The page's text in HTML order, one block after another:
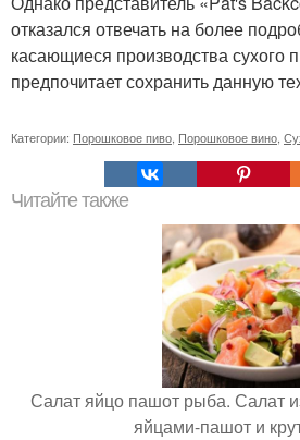
отказался отвечать на более
касающиеся производства сухого
предпочитает сохранить данную
Категории: Порошковое пиво Порошковое вино
Читайте также
Салат яйцо пашот рыба. Салат
яйцами-пашот и